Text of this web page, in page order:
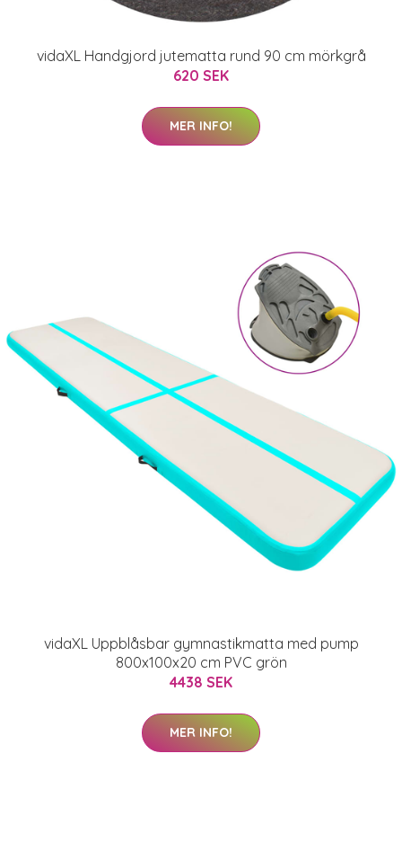
vidaXL Handgjord jutematta rund 90 cm mörkgrå
620 SEK
MER INFO!
vidaXL Uppblåsbar gymnastikmatta med pump
800x100x20 cm PVC grön
4438 SEK
MER INFO!